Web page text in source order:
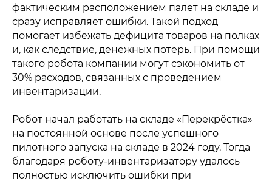
фактическим расположением палет на складе и
сразу исправляет ошибки. Такой подход
помогает избежать дефицита товаров на полках
и, как следствие, денежных потерь. При помощи
такого робота компании могут сэкономить от
30% расходов, связанных с проведением
инвентаризации.
Робот начал работать на складе «Перекрёстка»
на постоянной основе после успешного
пилотного запуска на складе в 2024 году. Тогда
благодаря роботу-инвентаризатору удалось
полностью исключить ошибки при
© 2015-2026 НАУРР. Все права защищены.